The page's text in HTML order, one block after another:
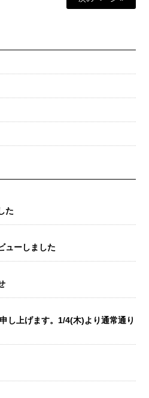
た
ューしました
し上げます。1/4(木)より通常通り